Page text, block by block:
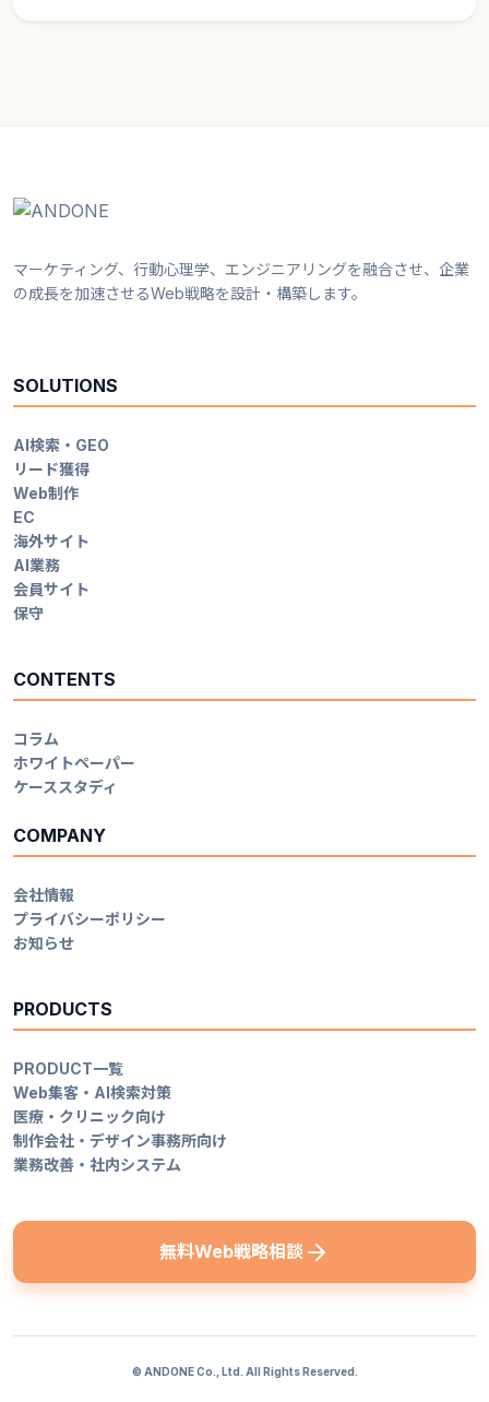
マーケティング、行動心理学、エンジニアリングを融合させ、企業
の成長を加速させるWeb戦略を設計・構築します。
SOLUTIONS
AI検索・GEO
リード獲得
Web制作
EC
海外サイト
AI業務
会員サイト
保守
CONTENTS
コラム
ホワイトペーパー
ケーススタディ
COMPANY
会社情報
プライバシーポリシー
お知らせ
PRODUCTS
PRODUCT一覧
Web集客・AI検索対策
医療・クリニック向け
制作会社・デザイン事務所向け
業務改善・社内システム
無料Web戦略相談
© ANDONE Co., Ltd. All Rights Reserved.